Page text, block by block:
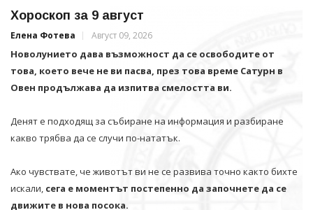
Хороскоп за 9 август
Елена Фотева Август 09, 2026
Новолунието дава възможност да се освободите от
това, което вече не ви пасва, през това време Сатурн в
Овен продължава да изпитва смелостта ви.
Денят е подходящ за събиране на информация и разбиране
какво трябва да се случи по-нататък.
Ако чувствате, че животът ви не се развива точно както бихте
искали, сега е моментът постепенно да започнете да се
движите в нова посока.